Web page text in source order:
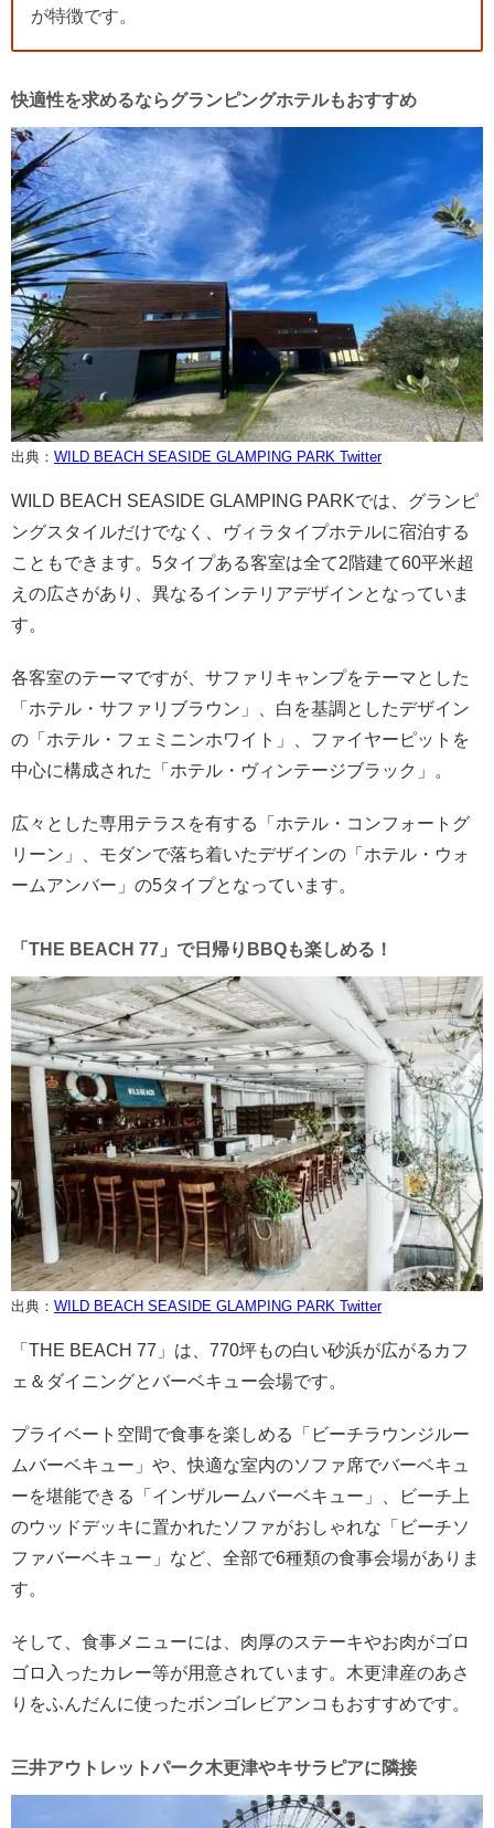
が特徴です。
快適性を求めるならグランピングホテルもおすすめ
出典： WILD BEACH SEASIDE GLAMPING PARK Twitter
WILD BEACH SEASIDE GLAMPING PARKでは、グランピ
ングスタイルだけでなく、ヴィラタイプホテルに宿泊する
こともできます。5タイプある客室は全て2階建て60平米超
えの広さがあり、異なるインテリアデザインとなっていま
す。
各客室のテーマですが、サファリキャンプをテーマとした
「ホテル・サファリブラウン」、白を基調としたデザイン
の「ホテル・フェミニンホワイト」、ファイヤーピットを
中心に構成された「ホテル・ヴィンテージブラック」。
広々とした専用テラスを有する「ホテル・コンフォートグ
リーン」、モダンで落ち着いたデザインの「ホテル・ウォ
ームアンバー」の5タイプとなっています。
「THE BEACH 77」で日帰りBBQも楽しめる！
出典： WILD BEACH SEASIDE GLAMPING PARK Twitter
「THE BEACH 77」は、770坪もの白い砂浜が広がるカフ
ェ＆ダイニングとバーベキュー会場です。
プライベート空間で食事を楽しめる「ビーチラウンジルー
ムバーベキュー」や、快適な室内のソファ席でバーベキュ
ーを堪能できる「インザルームバーベキュー」、ビーチ上
のウッドデッキに置かれたソファがおしゃれな「ビーチソ
ファバーベキュー」など、全部で6種類の食事会場がありま
す。
そして、食事メニューには、肉厚のステーキやお肉がゴロ
ゴロ入ったカレー等が用意されています。木更津産のあさ
りをふんだんに使ったボンゴレビアンコもおすすめです。
三井アウトレットパーク木更津やキサラピアに隣接